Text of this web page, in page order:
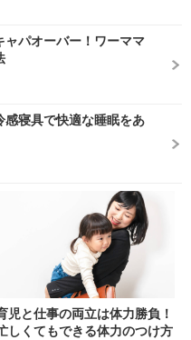
ャパオーバー！ワーママ
感寝具で快適な睡眠をあ
児と仕事の両立は体力勝負！
しくてもできる体力のつけ方